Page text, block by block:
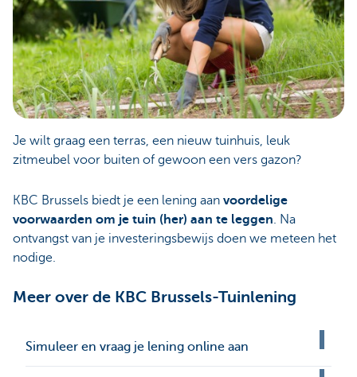
Je wilt graag een terras, een nieuw tuinhuis, leuk
zitmeubel voor buiten of gewoon een vers gazon?
KBC Brussels biedt je een lening aan voordelige
voorwaarden om je tuin (her) aan te leggen. Na
ontvangst van je investeringsbewijs doen we meteen het
nodige.
Meer over de KBC Brussels-Tuinlening
Simuleer en vraag je lening online aan